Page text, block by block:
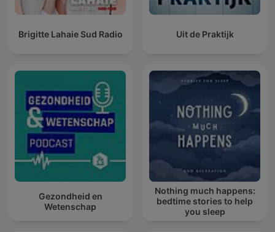
Brigitte Lahaie Sud Radio Uit de Praktijk
Gezondheid en
Wetenschap
Nothing much happens:
bedtime stories to help
you sleep